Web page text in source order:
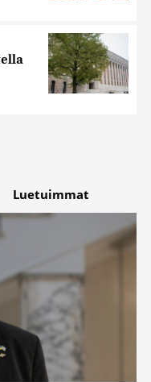
Luetuimmat